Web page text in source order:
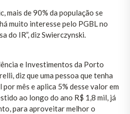
mais de 90% da população se
muito interesse pelo PGBL no
do IR”, diz Swierczynski.
e Investimentos da Porto
diz que uma pessoa que tenha
mês e aplica 5% desse valor em
ao longo do ano R$ 1,8 mil, já
para aproveitar melhor o